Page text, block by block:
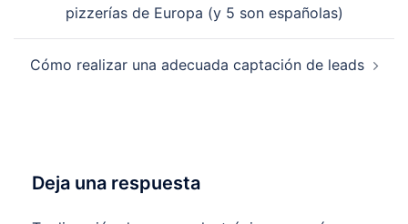
entradaspizzerías de Europa (y 5 son españolas)
Cómo realizar una adecuada captación de leads
Deja una respuesta